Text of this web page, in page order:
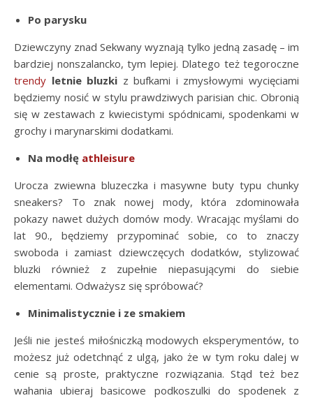
Po parysku
Dziewczyny znad Sekwany wyznają tylko jedną zasadę – im
bardziej nonszalancko, tym lepiej. Dlatego też tegoroczne
trendy letnie bluzki z bufkami i zmysłowymi wycięciami
będziemy nosić w stylu prawdziwych parisian chic. Obronią
się w zestawach z kwiecistymi spódnicami, spodenkami w
grochy i marynarskimi dodatkami.
Na modłę athleisure
Urocza zwiewna bluzeczka i masywne buty typu chunky
sneakers? To znak nowej mody, która zdominowała
pokazy nawet dużych domów mody. Wracając myślami do
lat 90., będziemy przypominać sobie, co to znaczy
swoboda i zamiast dziewczęcych dodatków, stylizować
bluzki również z zupełnie niepasującymi do siebie
elementami. Odważysz się spróbować?
Minimalistycznie i ze smakiem
Jeśli nie jesteś miłośniczką modowych eksperymentów, to
możesz już odetchnąć z ulgą, jako że w tym roku dalej w
cenie są proste, praktyczne rozwiązania. Stąd też bez
wahania ubieraj basicowe podkoszulki do spodenek z